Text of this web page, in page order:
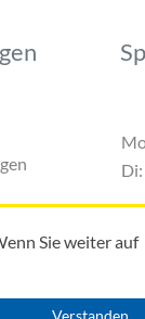
Sie weiter auf
Verstanden
Di: